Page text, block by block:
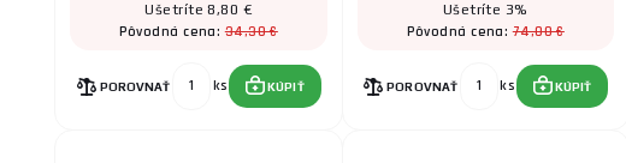
Ušetríte 8,80 €
Pôvodná cena:34,30 €
POROVNAŤ ks KÚPIŤ
Ušetríte 3%
Pôvodná cena:74,00 €
POROVNAŤ ks KÚPIŤ